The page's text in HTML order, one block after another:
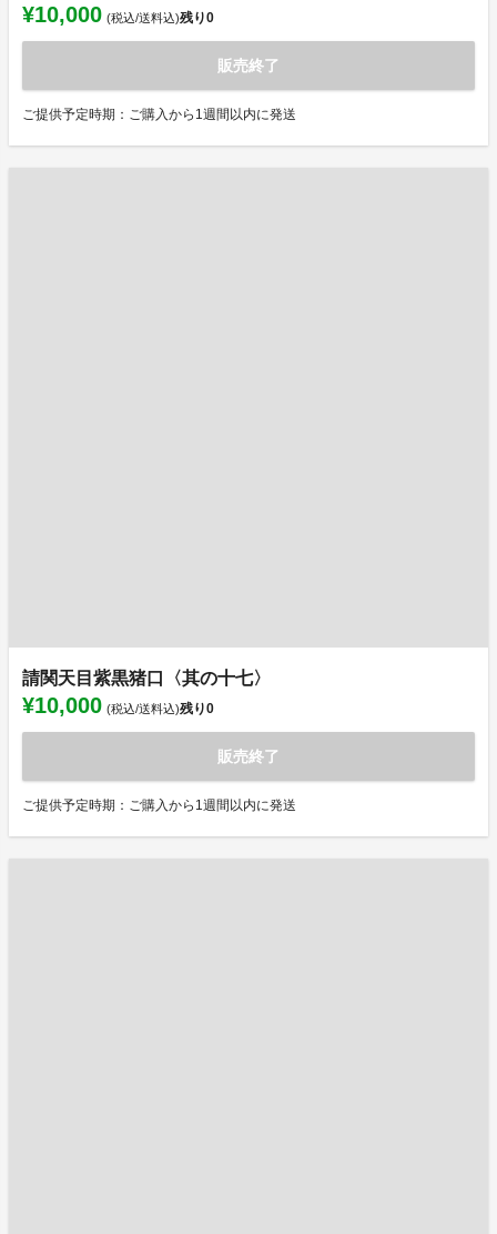
¥10,000 (税込/送料込)残り0
販売終了
ご提供予定時期：ご購入から1週間以内に発送
請関天目紫黒猪口〈其の十七〉
¥10,000 (税込/送料込)残り0
販売終了
ご提供予定時期：ご購入から1週間以内に発送